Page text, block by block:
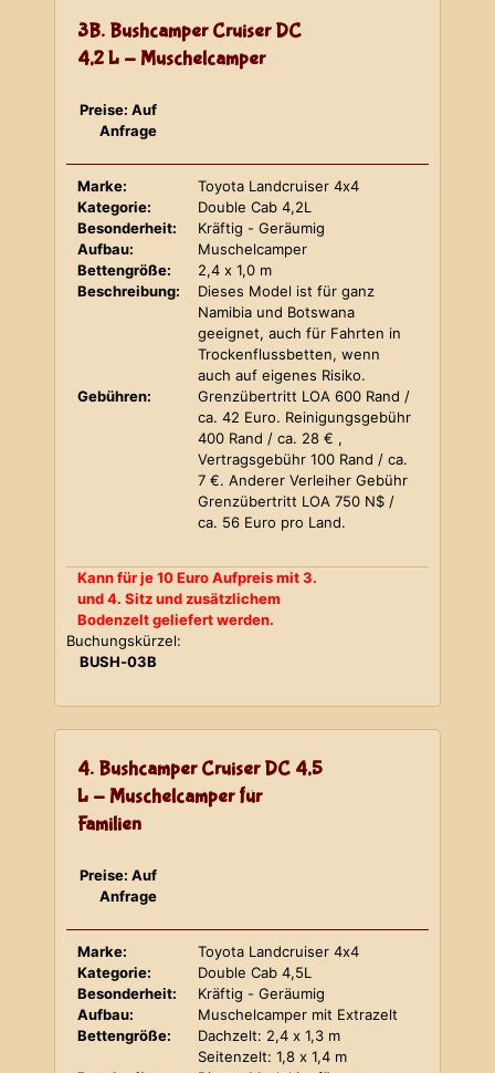
3B. Bushcamper Cruiser DC
4,2 L - Muschelcamper
Preise: Auf
Anfrage
Marke:
Toyota Landcruiser 4x4
Kategorie:
Double Cab 4,2L
Besonderheit:
Kräftig - Geräumig
Aufbau:
Muschelcamper
Bettengröße:
2,4 x 1,0 m
Beschreibung:
Dieses Model ist für ganz
Namibia und Botswana
geeignet, auch für Fahrten in
Trockenflussbetten, wenn
auch auf eigenes Risiko.
Gebühren:
Grenzübertritt LOA 600 Rand /
ca. 42 Euro. Reinigungsgebühr
400 Rand / ca. 28 € ,
Vertragsgebühr 100 Rand / ca.
7 €. Anderer Verleiher Gebühr
Grenzübertritt LOA 750 N$ /
ca. 56 Euro pro Land.
Kann für je 10 Euro Aufpreis mit 3.
und 4. Sitz und zusätzlichem
Bodenzelt geliefert werden.
Buchungskürzel:
BUSH-03B
4. Bushcamper Cruiser DC 4,5
L - Muschelcamper für
Familien
Preise: Auf
Anfrage
Marke:
Toyota Landcruiser 4x4
Kategorie:
Double Cab 4,5L
Besonderheit:
Kräftig - Geräumig
Aufbau:
Muschelcamper mit Extrazelt
Bettengröße:
Dachzelt: 2,4 x 1,3 m
Seitenzelt: 1,8 x 1,4 m